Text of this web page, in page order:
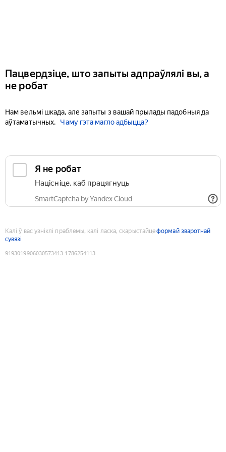
Пацвердзіце, што запыты адпраўлялі вы, а
не робат
Нам вельмі шкада, але запыты з вашай прылады падобныя да
аўтаматычных.
Чаму гэта магло адбыцца?
Я не робат
Націсніце, каб працягнуць
SmartCaptcha by Yandex Cloud
Калі ў вас узніклі праблемы, калі ласка, скарыстайцеформай зваротнай
сувязі
9193019906030573413:1786254113